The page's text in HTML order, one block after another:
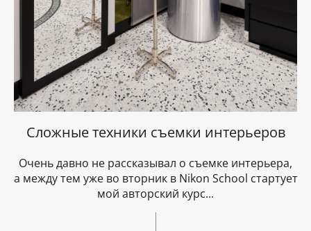
Сложные техники съемки интерьеров
Очень давно не рассказывал о съемке интерьера,
а между тем уже во вторник в Nikon School стартует
мой авторский курс...